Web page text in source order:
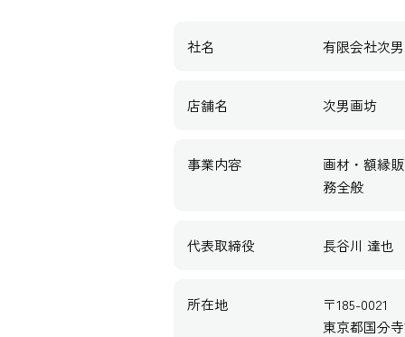
社名 有限会社次
店舗名 次男画坊
事業内容
画材・額縁
務全般
代表取締役 長谷川 達也
所在地
〒185-0021
東京都国分